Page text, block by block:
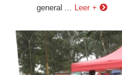
general ...
Leer +